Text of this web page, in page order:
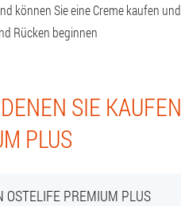
können Sie eine Creme kaufen und
Rücken beginnen
SIE KAUFEN
PLUS
OSTELIFE PREMIUM PLUS